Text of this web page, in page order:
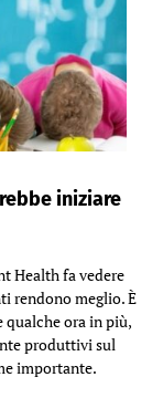
iniziare
Health fa vedere
rendono meglio. È
ora in più,
produttivi sul
importante.